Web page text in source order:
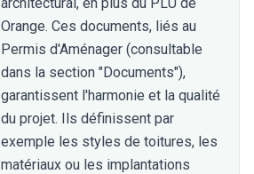
Orange. Ces documents, liés au
Permis d'Aménager (consultable
dans la section "Documents"),
garantissent l'harmonie et la qualité
du projet. Ils définissent par
exemple les styles de toitures, les
matériaux ou les implantations